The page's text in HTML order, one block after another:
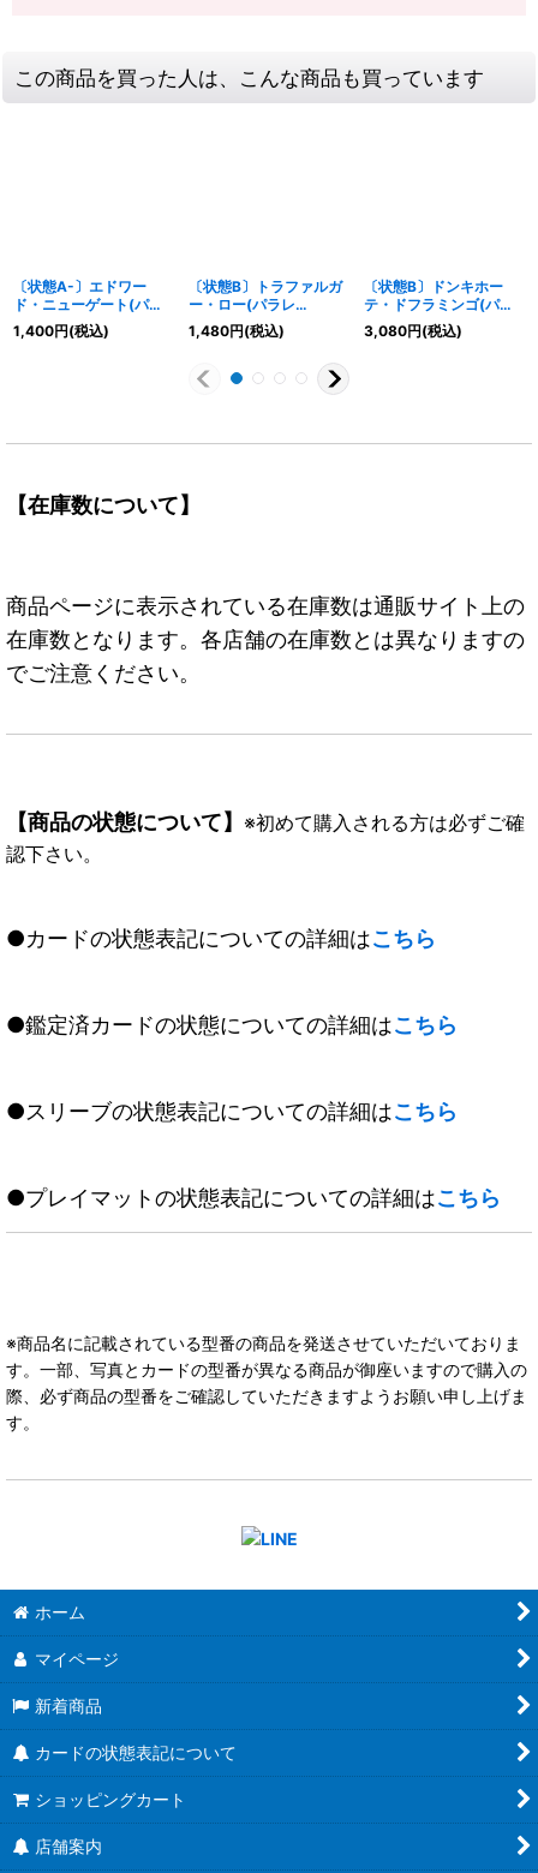
この商品を買った人は、こんな商品も買っています
〔状態A-〕エドワー
ド・ニューゲート(パラ
レル/★有
り/illust:Hokuyuu)
1,400円(税込)
〔状態B〕トラファルガ
ー・ロー(パラレ
ル/illust:otton)【L/P】
{OP14-001}
1,480円(税込)
〔状態B〕ドンキホー
テ・ドフラミンゴ(パラ
レル/illust:Studio Vigor
Co.Ltd)【L/P】{OP04-
3,080円(税込)
【在庫数について】
商品ページに表示されている在庫数は通販サイト上の
在庫数となります。各店舗の在庫数とは異なりますの
でご注意ください。
【商品の状態について】 ※初めて購入される方は必ずご確
認下さい。
●カードの状態表記についての詳細はこちら
●鑑定済カードの状態についての詳細はこちら
●スリーブの状態表記についての詳細はこちら
●プレイマットの状態表記についての詳細はこちら
※商品名に記載されている型番の商品を発送させていただいておりま
す。一部、写真とカードの型番が異なる商品が御座いますので購入の
際、必ず商品の型番をご確認していただきますようお願い申し上げま
す。
ホーム
マイページ
新着商品
カードの状態表記について
ショッピングカート
店舗案内